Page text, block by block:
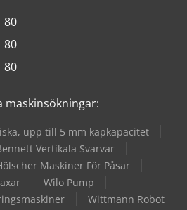
80
80
80
maskinsökningar:
upp till 5 mm kapkapacitet
Vertikala Svarvar
Maskiner För Påsar
Wilo Pump
Wittmann Robot